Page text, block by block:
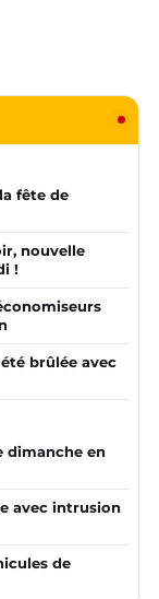
fête de
nouvelle
!
brûlée avec
dimanche en
avec intrusion
de